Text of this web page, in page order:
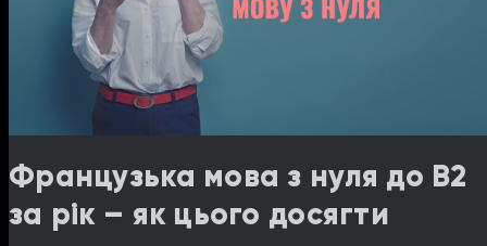
Французька мова з нуля до B2
за рік – як цього досягти